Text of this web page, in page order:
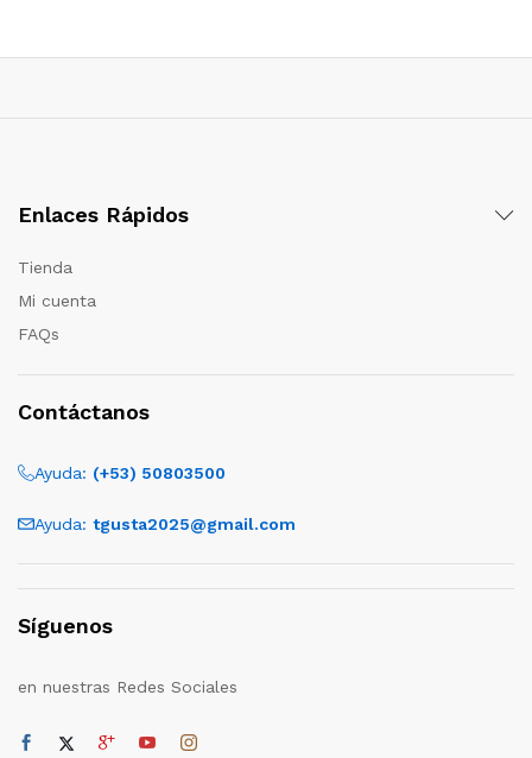
Enlaces Rápidos
Tienda
Mi cuenta
FAQs
Contáctanos
Ayuda: (+53) 50803500
Ayuda: tgusta2025@gmail.com
Síguenos
en nuestras Redes Sociales